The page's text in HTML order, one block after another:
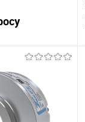
Под заказ